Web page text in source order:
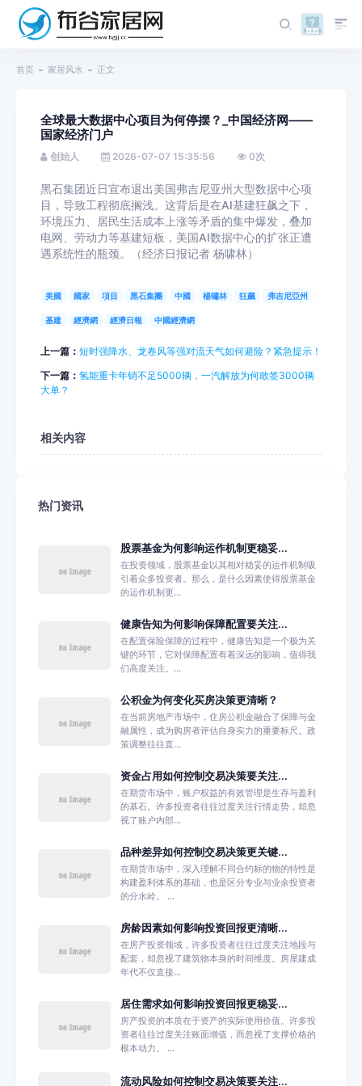
首页 家居风水 正文
全球最大数据中心项目为何停摆？_中国经济网——
国家经济门户
创始人 2026-07-07 15:35:56 0次
黑石集团近日宣布退出美国弗吉尼亚州大型数据中心项
目，导致工程彻底搁浅。这背后是在AI基建狂飙之下，
环境压力、居民生活成本上涨等矛盾的集中爆发，叠加
电网、劳动力等基建短板，美国AI数据中心的扩张正遭
遇系统性的瓶颈。（经济日报记者 杨啸林）
美國 國家 項目 黑石集團 中國 楊嘯林 狂飆 弗吉尼亞州
基建 經濟網 經濟日報 中國經濟網
上一篇： 短时强降水、龙卷风等强对流天气如何避险？紧急提示！
下一篇： 氢能重卡年销不足5000辆，一汽解放为何敢签3000辆
大单？
相关内容
热门资讯
股票基金为何影响运作机制更稳妥...
在投资领域，股票基金以其相对稳妥的运作机制吸
引着众多投资者。那么，是什么因素使得股票基金
的运作机制更...
健康告知为何影响保障配置要关注...
在配置保险保障的过程中，健康告知是一个极为关
键的环节，它对保障配置有着深远的影响，值得我
们高度关注。...
公积金为何变化买房决策更清晰？
在当前房地产市场中，住房公积金融合了保障与金
融属性，成为购房者评估自身实力的重要标尺。政
策调整往往直...
资金占用如何控制交易决策要关注...
在期货市场中，账户权益的有效管理是生存与盈利
的基石。许多投资者往往过度关注行情走势，却忽
视了账户内部...
品种差异如何控制交易决策更关键...
在期货市场中，深入理解不同合约标的物的特性是
构建盈利体系的基础，也是区分专业与业余投资者
的分水岭。 ...
房龄因素如何影响投资回报更清晰...
在房产投资领域，许多投资者往往过度关注地段与
配套，却忽视了建筑物本身的时间维度。房屋建成
年代不仅直接...
居住需求如何影响投资回报更稳妥...
房产投资的本质在于资产的实际使用价值。许多投
资者往往过度关注账面增值，而忽视了支撑价格的
根本动力。 ...
流动风险如何控制交易决策要关注...